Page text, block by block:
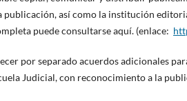
publicación, así como la institución
puede consultarse aquí. (enlace:
por separado acuerdos adicionales
Judicial, con reconocimiento a la